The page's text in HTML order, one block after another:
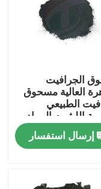
الجرافيت
العالية مسحوق
الطبيعي
الليثيوم المواد
إرسال استفسار